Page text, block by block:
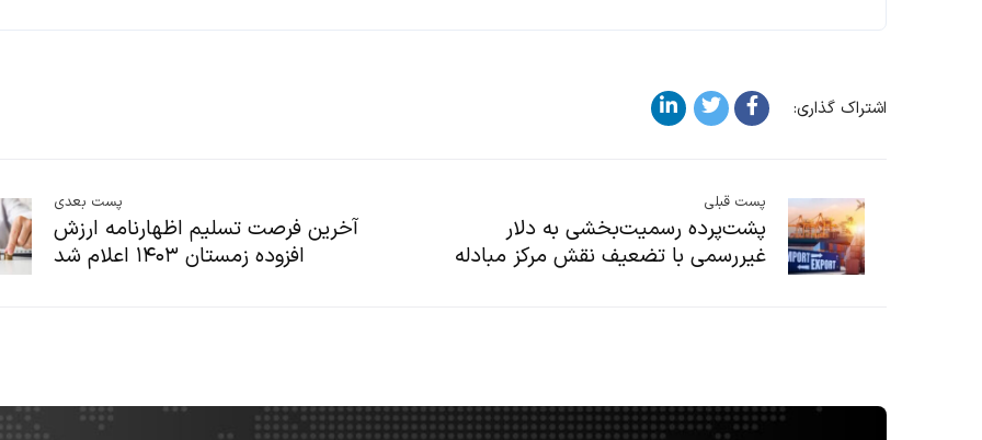
اشتراک گذاری:
پست قبلی
پشت‌پرده رسمیت‌بخشی به دلار
غیررسمی با تضعیف نقش مرکز مبادله
پست بعدی
آخرین فرصت تسلیم اظهارنامه ارزش
افزوده زمستان ۱۴۰۳ اعلام شد